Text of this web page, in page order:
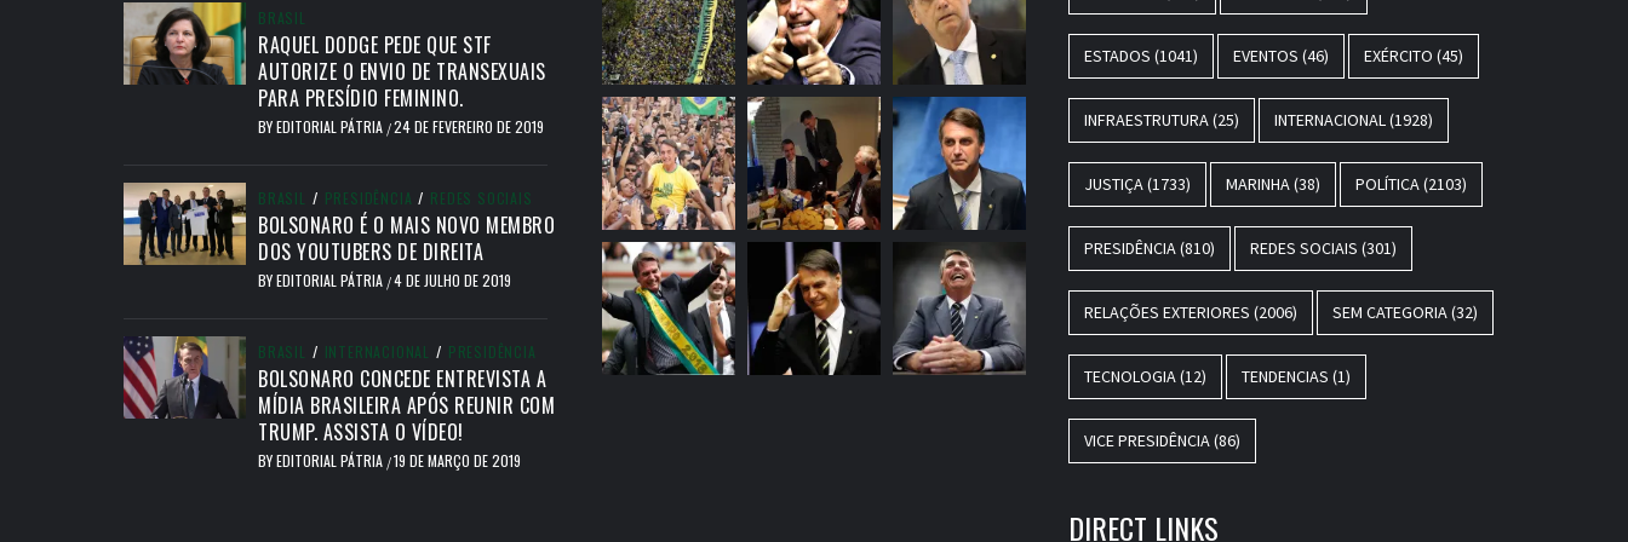
BRASIL
RAQUEL DODGE PEDE QUE STF
AUTORIZE O ENVIO DE TRANSEXUAIS
PARA PRESÍDIO FEMININO.
BYEDITORIAL PÁTRIA /24 DE FEVEREIRO DE 2019
BRASIL / PRESIDÊNCIA / REDES SOCIAIS
BOLSONARO É O MAIS NOVO MEMBRO
DOS YOUTUBERS DE DIREITA
BYEDITORIAL PÁTRIA /4 DE JULHO DE 2019
BRASIL / INTERNACIONAL / PRESIDÊNCIA
BOLSONARO CONCEDE ENTREVISTA A
MÍDIA BRASILEIRA APÓS REUNIR COM
TRUMP. ASSISTA O VÍDEO!
BYEDITORIAL PÁTRIA /19 DE MARÇO DE 2019
ESTADOS (1041) EVENTOS (46) EXÉRCITO (45)
INFRAESTRUTURA(25) INTERNACIONAL(1928)
JUSTIÇA(1733) MARINHA(38) POLÍTICA(2103)
PRESIDÊNCIA(810) REDES SOCIAIS (301)
RELAÇÕES EXTERIORES (2006) SEM CATEGORIA(32)
TECNOLOGIA(12) TENDENCIAS (1)
VICE PRESIDÊNCIA(86)
DIRECT LINKS